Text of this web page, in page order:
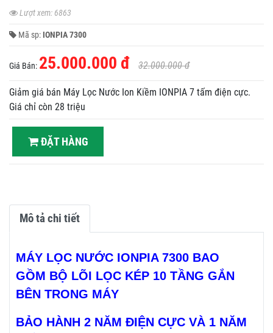
Lượt xem: 6863
Mã sp: IONPIA 7300
Giá Bán: 25.000.000 đ 32.000.000 đ
Giảm giá bán Máy Lọc Nước Ion Kiềm IONPIA 7 tấm điện cực.
Giá chỉ còn 28 triệu
ĐẶT HÀNG
Mô tả chi tiết
MÁY LỌC NƯỚC IONPIA 7300 BAO
GỒM BỘ LÕI LỌC KÉP 10 TẦNG GẮN
BÊN TRONG MÁY
BẢO HÀNH 2 NĂM ĐIỆN CỰC VÀ 1 NĂM